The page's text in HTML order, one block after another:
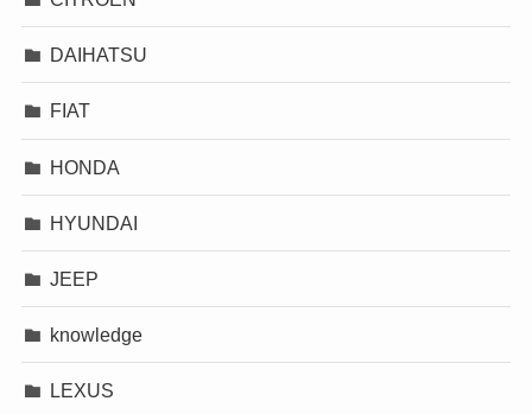
DAIHATSU
FIAT
HONDA
HYUNDAI
JEEP
knowledge
LEXUS